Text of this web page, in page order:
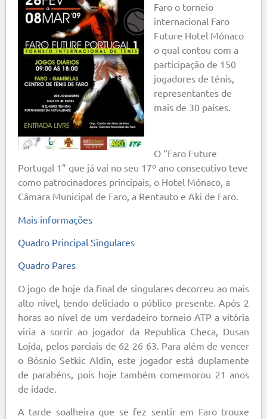
Faro o torneio
internacional Faro
Future Hotel Mónaco
o qual contou com a
participação de 150
jogadores de ténis,
representantes de
mais de 30 países.
O “Faro Future
Portugal 1” que já vai no seu 17º ano consecutivo teve
como patrocinadores principais, o Hotel Mónaco, a
Câmara Municipal de Faro, a Rentauto e Aki de Faro.
Mais informações
Quadro Principal Singulares
Quadro Pares
O jogo de hoje da final de singulares decorreu ao mais
alto nível, tendo deliciado o público presente. Após 2
horas ao nível de um verdadeiro torneio ATP a vitória
viria a sorrir ao jogador da Republica Checa, Dusan
Lojda, pelos parciais de 62 26 63. Para além de vencer
o Bósnio Setkic Aldin, este jogador está duplamente
de parabéns, pois hoje também comemorou 21 anos
de idade.
A tarde soalheira que se fez sentir em Faro trouxe